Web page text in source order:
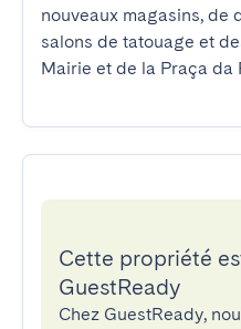
nouveaux magasins, de
salons de tatouage et
Mairie et de la Praça da
Cette propriété
GuestReady
Chez GuestReady,